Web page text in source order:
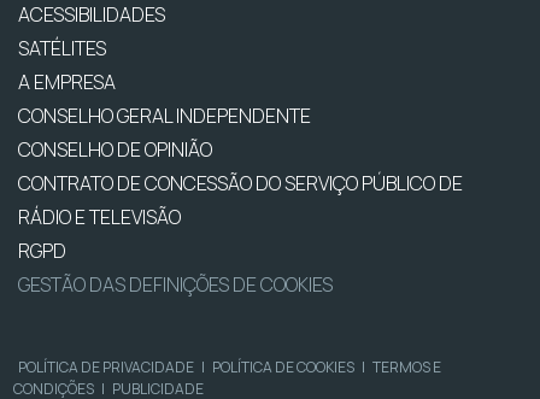
ACESSIBILIDADES
SATÉLITES
A EMPRESA
CONSELHO GERAL INDEPENDENTE
CONSELHO DE OPINIÃO
CONTRATO DE CONCESSÃO DO SERVIÇO PÚBLICO DE
RÁDIO E TELEVISÃO
RGPD
GESTÃO DAS DEFINIÇÕES DE COOKIES
POLÍTICA DE PRIVACIDADE | POLÍTICA DE COOKIES | TERMOS E
CONDIÇÕES | PUBLICIDADE